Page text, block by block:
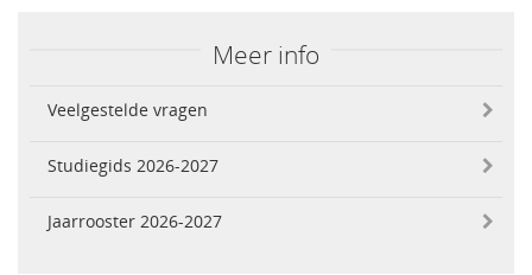
Meer info
Veelgestelde vragen
Studiegids 2026-2027
Jaarrooster 2026-2027